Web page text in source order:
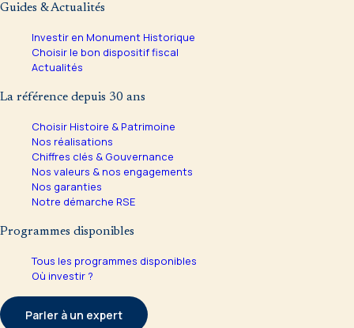
Guides & Actualités
Investir en Monument Historique
Choisir le bon dispositif fiscal
Actualités
La référence depuis 30 ans
Choisir Histoire & Patrimoine
Nos réalisations
Chiffres clés & Gouvernance
Nos valeurs & nos engagements
Nos garanties
Notre démarche RSE
Programmes disponibles
Tous les programmes disponibles
Où investir ?
Parler à un expert